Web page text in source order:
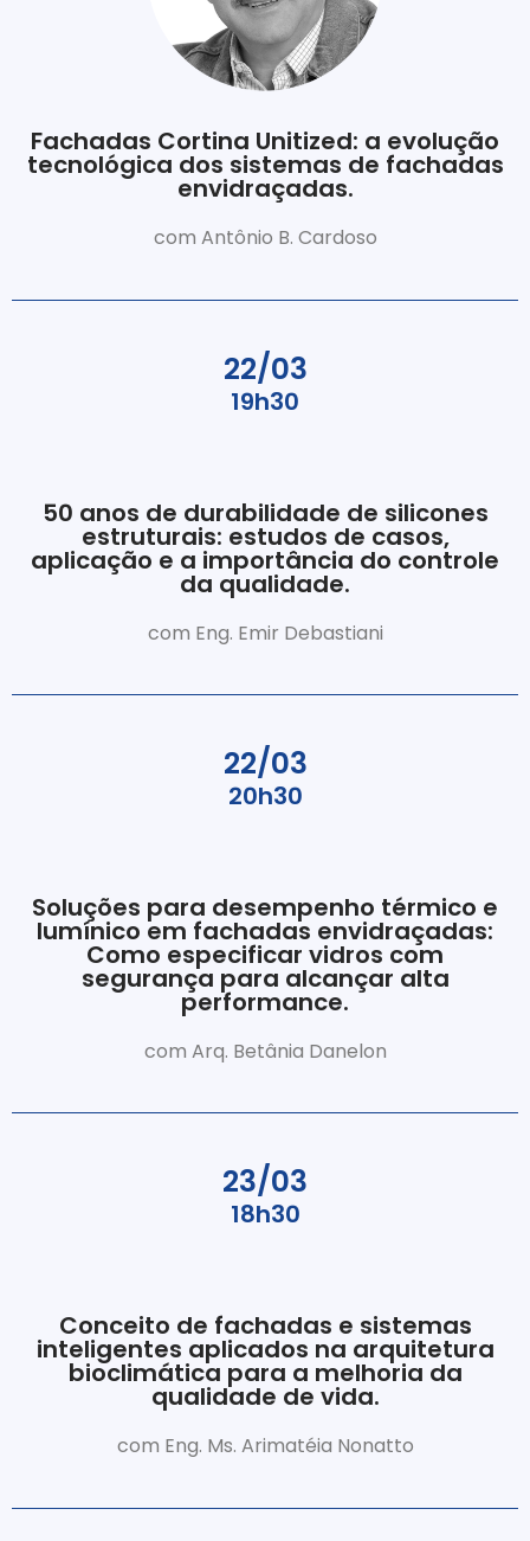
Fachadas Cortina Unitized: a evolução
tecnológica dos sistemas de fachadas
envidraçadas.
com Antônio B. Cardoso
22/03
19h30
50 anos de durabilidade de silicones
estruturais: estudos de casos,
aplicação e a importância do controle
da qualidade.
com Eng. Emir Debastiani
22/03
20h30
Soluções para desempenho térmico e
lumínico em fachadas envidraçadas:
Como especificar vidros com
segurança para alcançar alta
performance.
com Arq. Betânia Danelon
23/03
18h30
Conceito de fachadas e sistemas
inteligentes aplicados na arquitetura
bioclimática para a melhoria da
qualidade de vida.
com Eng. Ms. Arimatéia Nonatto